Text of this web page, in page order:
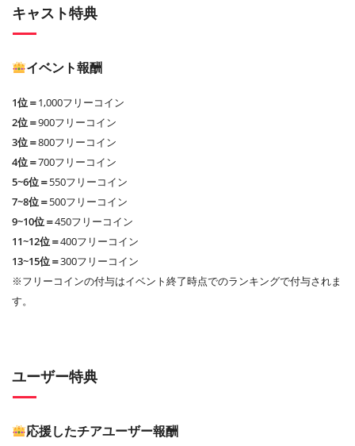
キャスト特典
イベント報酬
1位＝1,000フリーコイン
2位＝900フリーコイン
3位＝800フリーコイン
4位＝700フリーコイン
5~6位＝550フリーコイン
7~8位＝500フリーコイン
9~10位＝450フリーコイン
11~12位＝400フリーコイン
13~15位＝300フリーコイン
※フリーコインの付与はイベント終了時点でのランキングで付与されま
す。
ユーザー特典
応援したチアユーザー報酬